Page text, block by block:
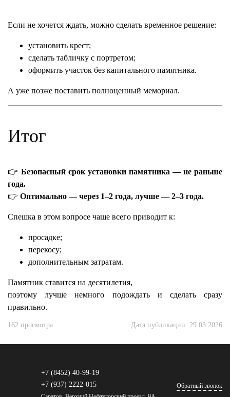
Если не хочется ждать, можно сделать временное решение:
установить крест;
сделать табличку с портретом;
оформить участок без капитального памятника.
А уже позже поставить полноценный мемориал.
Итог
👉 Безопасный срок установки памятника — не раньше
года.
👉 Оптимально — через 1–2 года, лучше — 2–3 года.
Спешка в этом вопросе чаще всего приводит к:
просадке;
перекосу;
дополнительным затратам.
Памятник ставится на десятилетия,
поэтому лучше немного подождать и сделать сразу
правильно.
162 просмотра Дата публикации: 29.03.2026
+7 (8452) 40-99-19
+7 (937) 2222-015
Обратный звонок